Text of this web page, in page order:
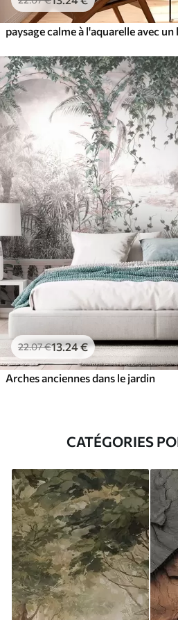
22.07€13.24€
Arches anciennes dans le jardin
CATÉGORIES